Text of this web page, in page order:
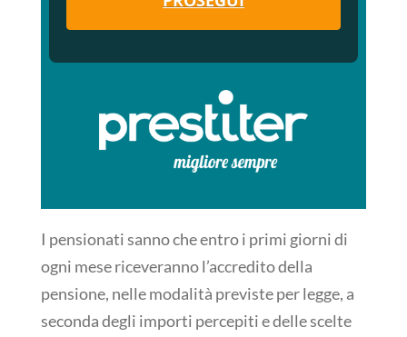
I pensionati sanno che entro i primi giorni di
ogni mese riceveranno l’accredito della
pensione, nelle modalità previste per legge, a
seconda degli importi percepiti e delle scelte